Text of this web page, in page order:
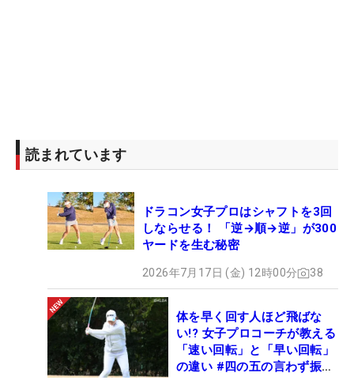
読まれています
ドラコン女子プロはシャフトを3回
しならせる！ 「逆→順→逆」が300
ヤードを生む秘密
2026年7月17日 (金) 12時00分 38
体を早く回す人ほど飛ばな
い!? 女子プロコーチが教える
「速い回転」と「早い回転」
の違い #四の五の言わず振り